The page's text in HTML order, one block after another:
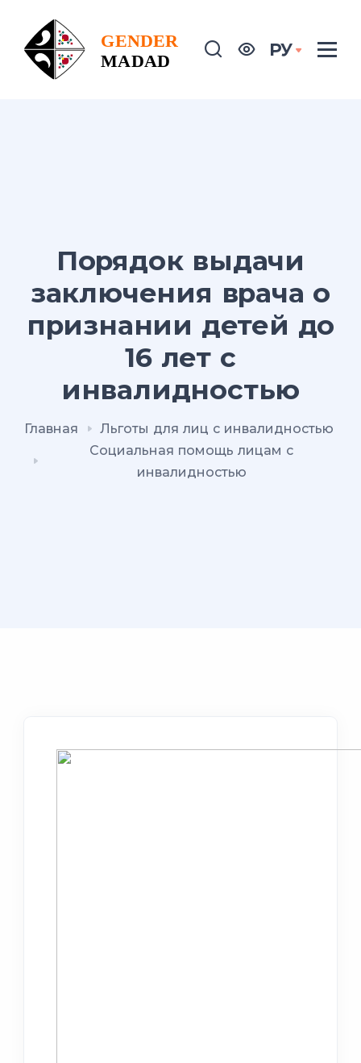
РУ
Порядок выдачи
заключения врача о
признании детей до
16 лет с
инвалидностью
Главная
Льготы для лиц с инвалидностью
Социальная помощь лицам с
инвалидностью